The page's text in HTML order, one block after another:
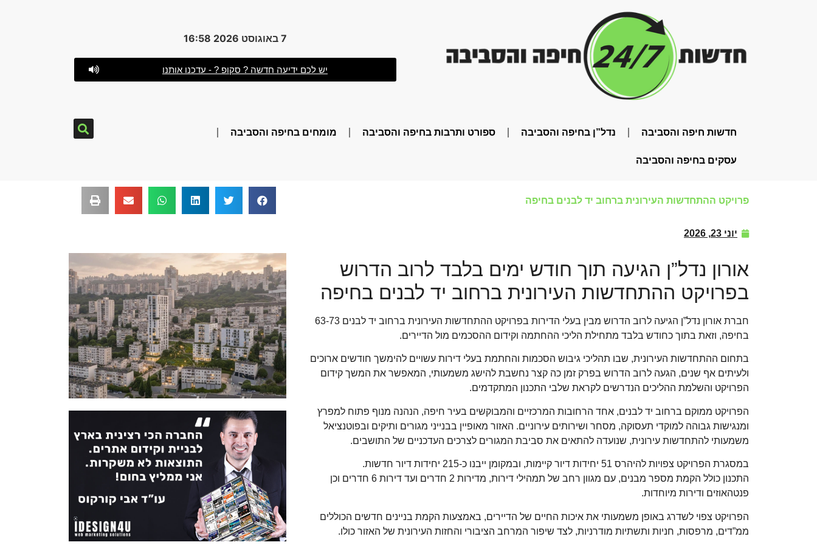
7 באוגוסט 2026 16:58
יש לכם ידיעה חדשה ? סקופ ? - עדכנו אותנו
חדשות חיפה והסביבה נדל”ן בחיפה והסביבה ספורט ותרבות בחיפה והסביבה מומחים בחיפה והסביבה
עסקים בחיפה והסביבה
פרויקט ההתחדשות העירונית ברחוב יד לבנים בחיפה
יוני 23, 2026
אורון נדל”ן הגיעה תוך חודש ימים בלבד לרוב הדרוש
בפרויקט ההתחדשות העירונית ברחוב יד לבנים בחיפה
חברת אורון נדל”ן הגיעה לרוב הדרוש מבין בעלי הדירות בפרויקט ההתחדשות העירונית ברחוב יד לבנים 63-73
בחיפה, וזאת בתוך כחודש בלבד מתחילת הליכי ההחתמה וקידום ההסכמים מול הדיירים.
בתחום ההתחדשות העירונית, שבו תהליכי גיבוש הסכמות והחתמת בעלי דירות עשויים להימשך חודשים ארוכים
ולעיתים אף שנים, הגעה לרוב הדרוש בפרק זמן כה קצר נחשבת להישג משמעותי, המאפשר את המשך קידום
הפרויקט והשלמת ההליכים הנדרשים לקראת שלבי התכנון המתקדמים.
הפרויקט ממוקם ברחוב יד לבנים, אחד הרחובות המרכזיים והמבוקשים בעיר חיפה, הנהנה מנוף פתוח למפרץ
ומנגישות גבוהה למוקדי תעסוקה, מסחר ושירותים עירוניים. האזור מאופיין בבנייני מגורים ותיקים ובפוטנציאל
משמעותי להתחדשות עירונית, שנועדה להתאים את סביבת המגורים לצרכים העדכניים של התושבים.
במסגרת הפרויקט צפויות להיהרס 51 יחידות דיור קיימות, ובמקומן ייבנו כ-215 יחידות דיור חדשות.
התכנון כולל הקמת מספר מבנים, עם מגוון רחב של תמהילי דירות, מדירות 2 חדרים ועד דירות 6 חדרים וכן
פנטהאוזים ודירות מיוחדות.
הפרויקט צפוי לשדרג באופן משמעותי את איכות החיים של הדיירים, באמצעות הקמת בניינים חדשים הכוללים
ממ”דים, מרפסות, חניות ותשתיות מודרניות, לצד שיפור המרחב הציבורי והחזות העירונית של האזור כולו.